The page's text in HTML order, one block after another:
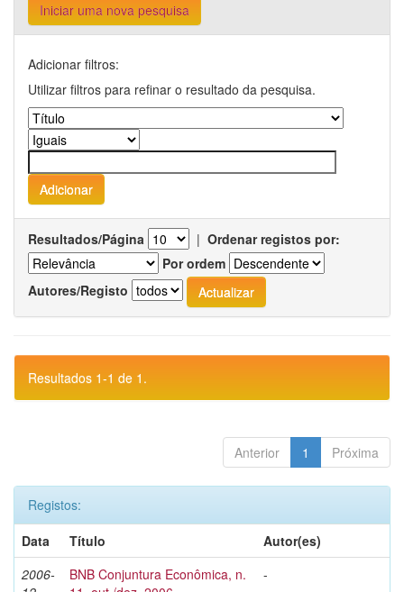
Iniciar uma nova pesquisa
Adicionar filtros:
Utilizar filtros para refinar o resultado da pesquisa.
Resultados/Página | Ordenar registos por:
Por ordem
Autores/Registo
Resultados 1-1 de 1.
Anterior 1 Próxima
Registos:
Data
Título
Autor(es)
2006-
BNB Conjuntura Econômica, n.
-